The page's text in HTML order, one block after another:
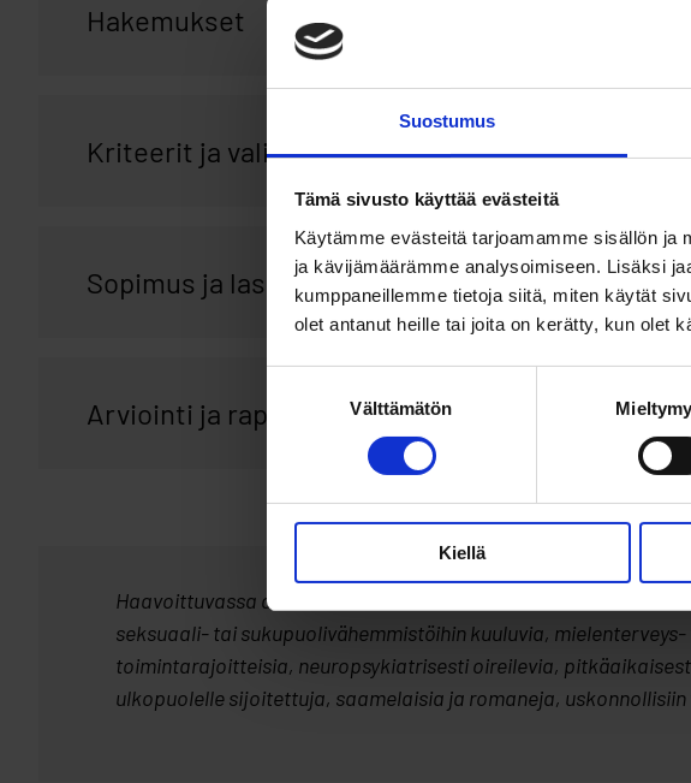
Suostumus
Tämä sivusto käyttää evästeitä
Käytämme evästeitä tarjoamamme sisällön ja
ja kävijämäärämme analysoimiseen. Lisäksi
kumppaneillemme tietoja siitä, miten käytät
olet antanut heille tai joita on kerätty, kun olet
Välttämätön
Kiellä
Hakemukset
Kriteerit ja valinnan arvioinnin perusteet
Sopimus ja laskutus
Arviointi ja raportointi
Haavoittuvassa asemassa olevilla nuorilla tarkoitetaan muun
seksuaali- tai sukupuolivähemmistöihin kuuluvia,
toimintarajoitteisia, neuropsykiatrisesti oireilevia,
ulkopuolelle sijoitettuja, saamelaisia ja romaneja, uskonnollisiin